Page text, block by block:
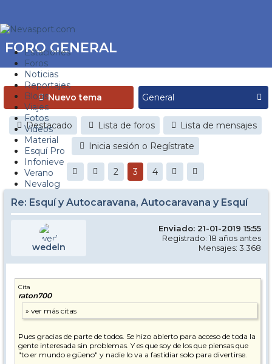
Estaciones
Foros
Noticias
Reportajes
Blogs
Viajes
Fotos
Videos
Material
Esquí Pro
Infonieve
Verano
Nevalog
FORO GENERAL
Nuevo tema
Destacado Lista de foros
Lista de mensajes
Inicia sesión o Regístrate
2 3 4
Re: Esquí y Autocaravana, Autocaravana y Esquí
wedeln
Enviado: 21-01-2019 15:55
Registrado: 18 años antes
Mensajes: 3.368
Cita
raton700
Pues gracias de parte de todos. Se hizo abierto para acceso de toda la
gente interesada sin problemas. Y es que soy de los que piensas que
"to er mundo e güeno" y nadie lo va a fastidiar solo para divertirse.